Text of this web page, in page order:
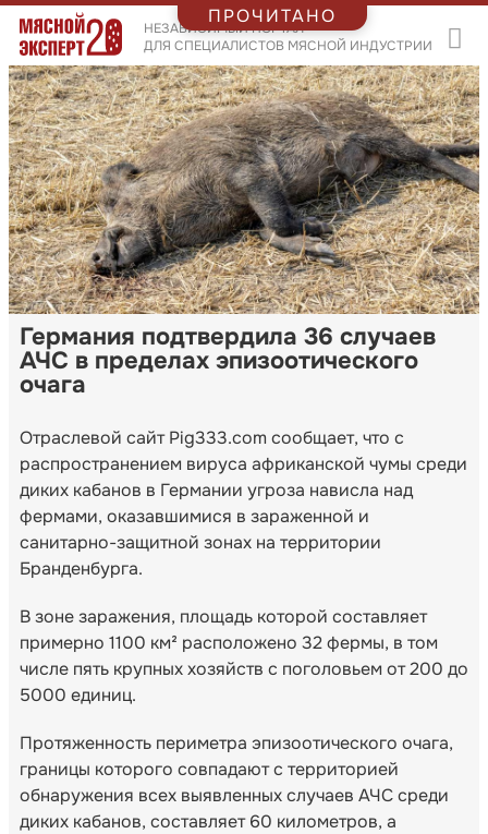
НЕЗАВИСИМЫЙ ПОРТАЛ
ДЛЯ СПЕЦИАЛИСТОВ МЯСНОЙ ИНДУСТРИИ
Германия подтвердила 36 случаев
АЧС в пределах эпизоотического
очага
Отраслевой сайт Pig333.com сообщает, что с
распространением вируса африканской чумы среди
диких кабанов в Германии угроза нависла над
фермами, оказавшимися в зараженной и
санитарно-защитной зонах на территории
Бранденбурга.
В зоне заражения, площадь которой составляет
примерно 1100 км² расположено 32 фермы, в том
числе пять крупных хозяйств с поголовьем от 200 до
5000 единиц.
Протяженность периметра эпизоотического очага,
границы которого совпадают с территорией
обнаружения всех выявленных случаев АЧС среди
диких кабанов, составляет 60 километров, а
ПРОЧИТАНО